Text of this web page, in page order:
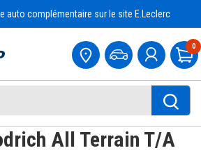
auto complémentaire sur le site E.Leclerc
0
All Terrain T/A